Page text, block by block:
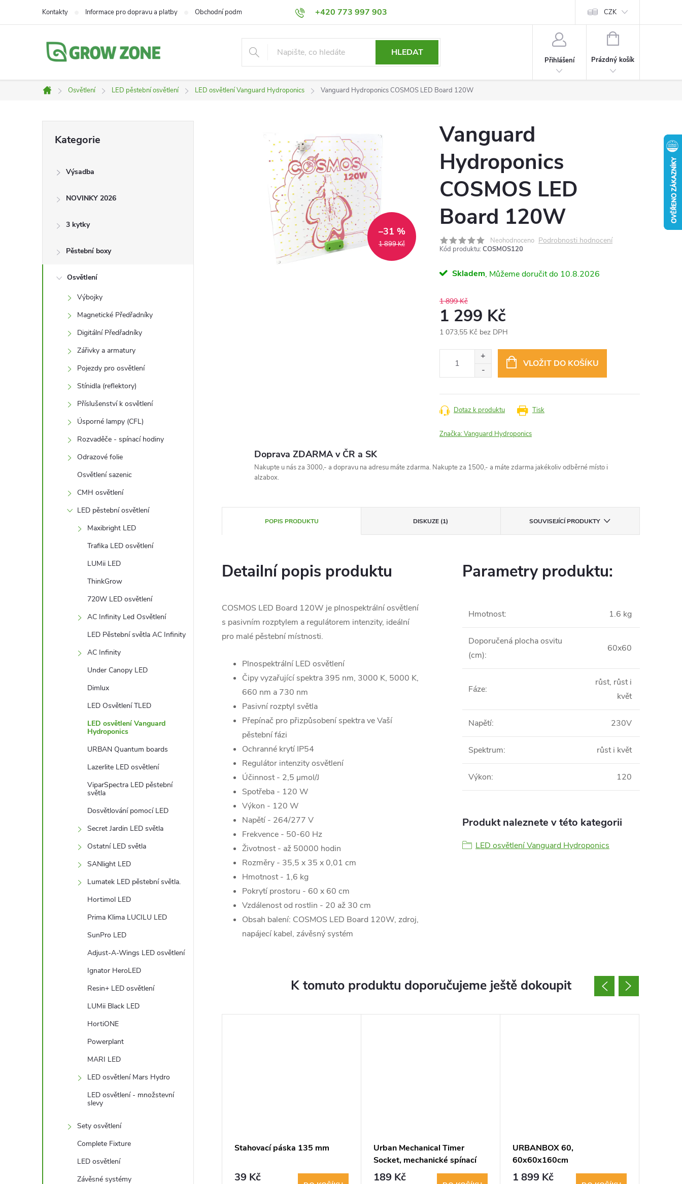
+420 773 997 903
Kontakty Informace pro dopravu a platby Obchodní podmínky Výměna a Vrácení Podmínky ochrany osobních údajů CZK
HLEDAT
Přihlášení
NÁKUPNÍ
Prázdný košík
Domů
Osvětlení LED pěstební osvětlení LED osvětlení Vanguard Hydroponics Vanguard Hydroponics COSMOS LED Board 120W
a
kategorie
Kategorie
Výsadba
NOVINKY 2026
3 kytky
Pěstební boxy
Osvětlení
Výbojky
Magnetické Předřadníky
Digitální Předřadníky
Zářivky a armatury
Pojezdy pro osvětlení
Stínidla (reflektory)
Příslušenství k osvětlení
Úsporné lampy (CFL)
Rozvaděče - spínací hodiny
Odrazové folie
Osvětlení sazenic
CMH osvětlení
LED pěstební osvětlení
Maxibright LED
Trafika LED osvětlení
LUMii LED
ThinkGrow
720W LED osvětlení
AC Infinity Led Osvětlení
LED Pěstební světla AC Infinity
AC Infinity
Under Canopy LED
Dimlux
LED Osvětlení TLED
LED osvětlení Vanguard
Hydroponics
URBAN Quantum boards
Lazerlite LED osvětlení
ViparSpectra LED pěstební
světla
Dosvětlování pomocí LED
Secret Jardin LED světla
Ostatní LED světla
SANlight LED
Lumatek LED pěstební světla.
Hortimol LED
Prima Klima LUCILU LED
SunPro LED
Adjust-A-Wings LED osvětlení
Ignator HeroLED
Resin+ LED osvětlení
LUMii Black LED
HortiONE
Powerplant
MARI LED
LED osvětlení Mars Hydro
LED osvětlení - množstevní
slevy
Sety osvětlení
Complete Fixture
LED osvětlení
Závěsné systémy
1 899 Kč
–31 %
Vanguard
Hydroponics
COSMOS LED
Board 120W
Neohodnoceno Podrobnosti hodnocení
Kód produktu: COSMOS120
Skladem 10.8.2026
1 899 Kč
1 299 Kč
1 073,55 Kč bez DPH
VLOŽIT DO KOŠÍKU
Tisk
Dotaz k produktu
Značka:Vanguard Hydroponics
Doprava ZDARMA v ČR a SK
Nakupte u nás za 3000,- a dopravu na adresu máte zdarma. Nakupte za 1500,- a máte zdarma jakékoliv odběrné místo i
alzabox.
POPIS PRODUKTU DISKUZE (1) SOUVISEJÍCÍ PRODUKTY
Detailní popis produktu
COSMOS LED Board 120W je plnospektrální osvětlení
s pasivním rozptylem a regulátorem intenzity, ideální
pro malé pěstební místnosti.
Plnospektrální LED osvětlení
Čipy vyzařující spektra 395 nm, 3000 K, 5000 K,
660 nm a 730 nm
Pasivní rozptyl světla
Přepínač pro přizpůsobení spektra ve Vaší
pěstební fázi
Ochranné krytí IP54
Regulátor intenzity osvětlení
Účinnost - 2,5 µmol/J
Spotřeba - 120 W
Výkon - 120 W
Napětí - 264/277 V
Frekvence - 50-60 Hz
Životnost - až 50000 hodin
Rozměry - 35,5 x 35 x 0,01 cm
Hmotnost - 1,6 kg
Pokrytí prostoru - 60 x 60 cm
Vzdálenost od rostlin - 20 až 30 cm
Obsah balení: COSMOS LED Board 120W, zdroj,
napájecí kabel, závěsný systém
Parametry produktu:
Hmotnost: 1.6 kg
Doporučená plocha osvitu
(cm):
60x60
Fáze:
růst, růst i
květ
Napětí: 230V
Spektrum: růst i květ
Výkon: 120
Produkt naleznete v této kategorii
LED osvětlení Vanguard Hydroponics
K tomuto produktu doporučujeme ještě dokoupit
Urban Thermo-hygrometer
MEDIUM, teploměr a vlhkoměr
289 Kč
Stahovací páska 135 mm
39 Kč
Urban Mechanical Timer
Socket, mechanické spínací
hodiny
189 Kč
URBANBOX 60,
60x60x160cm
1 899 Kč